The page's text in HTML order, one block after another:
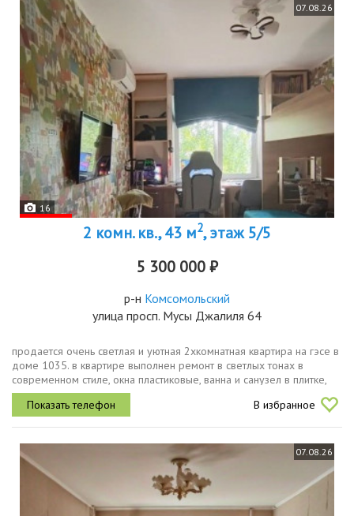
07.08.26
16
2 комн. кв., 43 м2, этаж 5/5
5 300 000 ₽
р-н Комсомольский
улица просп. Мусы Джалиля 64
продается очень светлая и уютная 2хкомнатная квартира на гэсе в
доме 1035. в квартире выполнен ремонт в светлых тонах в
современном стиле, окна пластиковые, ванна и санузел в плитке,
балкон обшит. дом расположен внутри двора, напротив дома
детский...
В избранное
07.08.26